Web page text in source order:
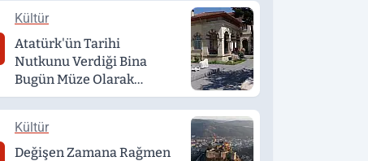
Kültür
Atatürk'ün Tarihi
Nutkunu Verdiği Bina
Bugün Müze Olarak
Hizmet Veriyor
Kültür
Değişen Zamana Rağmen